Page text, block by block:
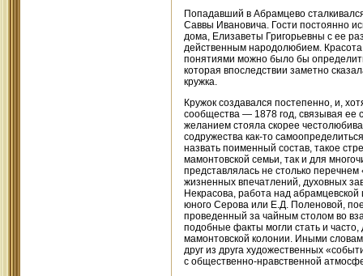
Попадавший в Абрамцево
Саввы Ивановича. Гости постоянно
дома, Елизаветы Григорьевны с ее
действенным народолюбием.
понятиями можно было бы
которая впоследствии заметно
кружка.
Кружок создавался постепенно, и,
сообщества — 1878 год, связывая ее
желанием стояла скорее
содружества как-то
назвать поименный состав, такое
мамонтовской семьи, так и для
представлялась не столько
жизненных впечатлений, духовных
Некрасова, работа над
юного Серова или Е.Д. Поленовой,
проведенный за чайным столом во
подобные факты могли стать и часто,
мамонтовской колонии. Иными
друг из друга художественных
с общественно-нравственной